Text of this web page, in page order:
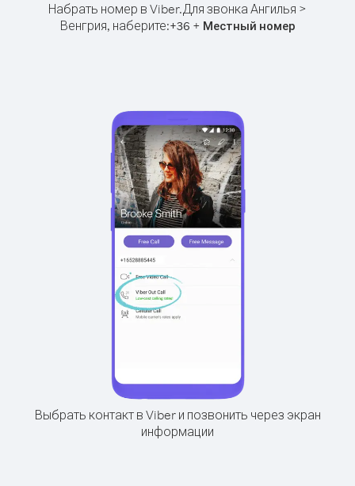
Набрать номер в Viber.Для звонка Ангилья >
Венгрия, наберите:+36 + Местный номер
Выбрать контакт в Viber и позвонить через экран
информации